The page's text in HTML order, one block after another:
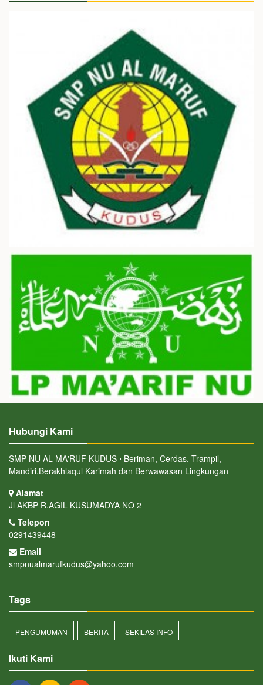
Hubungi Kami
SMP NU AL MA'RUF KUDUS ⋅ Beriman, Cerdas, Trampil,
Mandiri,Berakhlaqul Karimah dan Berwawasan Lingkungan
Alamat
Jl AKBP R.AGIL KUSUMADYA NO 2
Telepon
0291439448
Email
smpnualmarufkudus@yahoo.com
Tags
PENGUMUMAN BERITA SEKILAS INFO
Ikuti Kami